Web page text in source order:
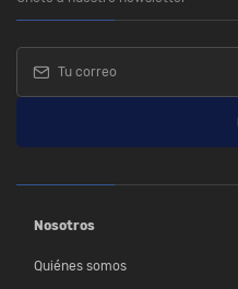
Nosotros
Quiénes somos